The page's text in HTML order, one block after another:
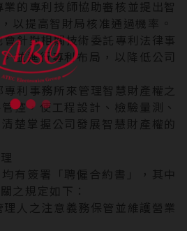
的專利技師協助審核並提出智
以提高智財局核准通過機率。
針對相關技術委託專利法律事
並進行專利布局，以降低公司
利事務所來管理智慧財產權之
控，使工程設計、檢驗量測、
楚掌握公司發展智慧財產權的
有簽署「聘僱合約書」，其中
之規定如下：
人之注意義務保管並維護營業